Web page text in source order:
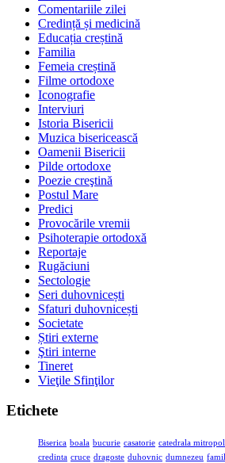
Comentariile zilei
Credință și medicină
Educația creștină
Familia
Femeia creștină
Filme ortodoxe
Iconografie
Interviuri
Istoria Bisericii
Muzica bisericească
Oamenii Bisericii
Pilde ortodoxe
Poezie creştină
Postul Mare
Predici
Provocările vremii
Psihoterapie ortodoxă
Reportaje
Rugăciuni
Sectologie
Seri duhovnicești
Sfaturi duhovnicești
Societate
Știri externe
Ştiri interne
Tineret
Vieţile Sfinţilor
Etichete
Biserica boala bucurie casatorie catedrala
credinta cruce dragoste duhovnic dumnezeu